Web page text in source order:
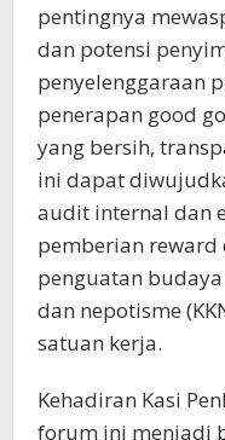
pentingnya
dan potensi
penyelenggaraan
penerapan good
yang bersih,
ini dapat
audit internal dan
pemberian reward
penguatan
dan nepotisme
satuan kerja.
Kehadiran Kasi
forum ini menjadi